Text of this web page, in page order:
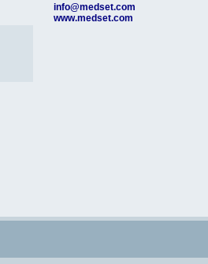
info@medset.com
www.medset.com